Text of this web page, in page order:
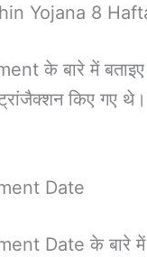
Yojana 8
के बारे में बताइए
किए गए
Date
Date के बारे में